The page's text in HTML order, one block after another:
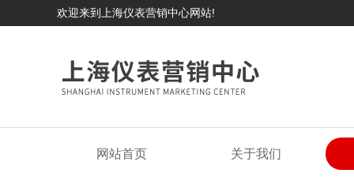
欢迎来到上海仪表营销中心网站!
网站首页 关于我们